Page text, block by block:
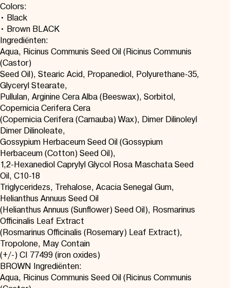
Colors:
• Black
• Brown BLACK
Ingrediënten:
Aqua, Ricinus Communis Seed Oil (Ricinus Communis
(Castor)
Seed Oil), Stearic Acid, Propanediol, Polyurethane-35,
Glyceryl Stearate,
Pullulan, Arginine Cera Alba (Beeswax), Sorbitol,
Copernicia Cerifera Cera
(Copernicia Cerifera (Carnauba) Wax), Dimer Dilinoleyl
Dimer Dilinoleate,
Gossypium Herbaceum Seed Oil (Gossypium
Herbaceum (Cotton) Seed Oil),
1,2-Hexanediol Caprylyl Glycol Rosa Maschata Seed
Oil, C10-18
Triglyceridezs, Trehalose, Acacia Senegal Gum,
Helianthus Annuus Seed Oil
(Helianthus Annuus (Sunflower) Seed Oil), Rosmarinus
Officinalis Leaf Extract
(Rosmarinus Officinalis (Rosemary) Leaf Extract),
Tropolone, May Contain
(+/-) CI 77499 (iron oxides)
BROWN Ingrediënten:
Aqua, Ricinus Communis Seed Oil (Ricinus Communis